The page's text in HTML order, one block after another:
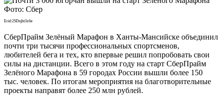
Фото: Сбер
Erid:2SDnjbt3z6e
СберПрайм Зелёный Марафон в Ханты-Мансийске объединил
почти три тысячи профессиональных спортсменов,
любителей бега и тех, кто впервые решил попробовать свои
силы на дистанции. Всего в этом году на старт СберПрайм
Зелёного Марафона в 59 городах России вышли более 150
тыс. человек. По итогам мероприятия на благотворительные
проекты направят более 250 млн рублей.